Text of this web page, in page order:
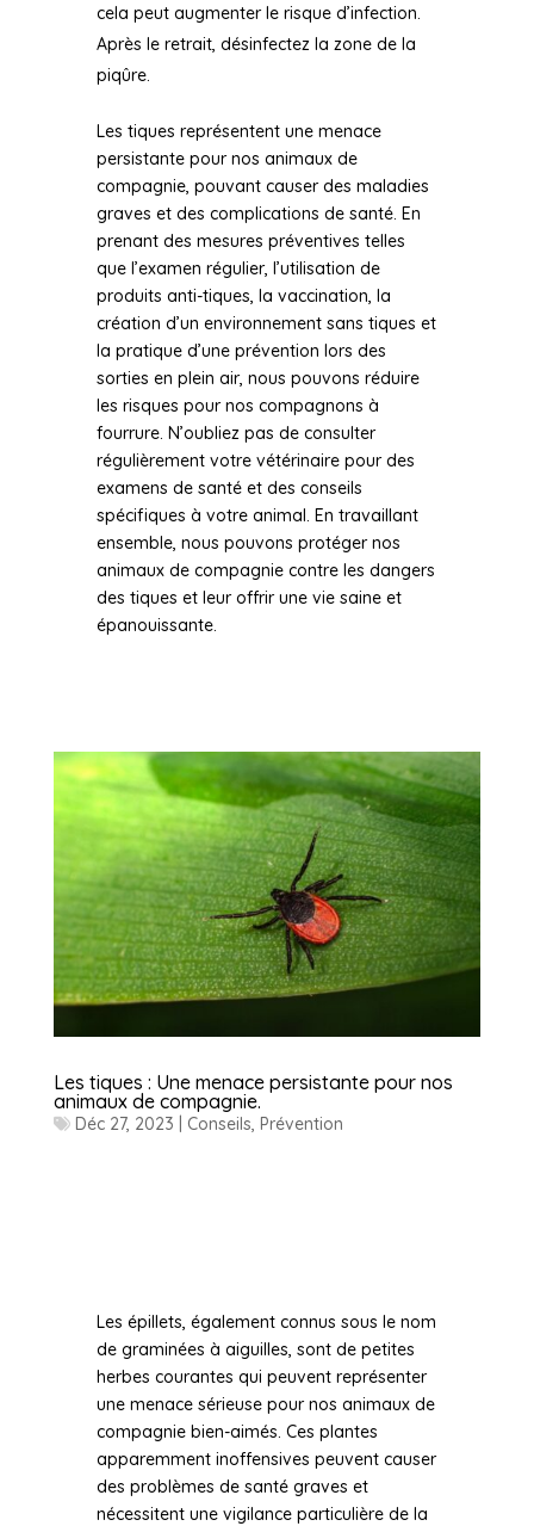
Les tiques : Une menace persistante pour nos
animaux de compagnie.
Déc 27, 2023 Conseils, Prévention
cela peut augmenter le risque d’infection.
Après le retrait, désinfectez la zone de la
piqûre.
Les tiques représentent une menace
persistante pour nos animaux de
compagnie, pouvant causer des maladies
graves et des complications de santé. En
prenant des mesures préventives telles
que l’examen régulier, l’utilisation de
produits anti-tiques, la vaccination, la
création d’un environnement sans tiques et
la pratique d’une prévention lors des
sorties en plein air, nous pouvons réduire
les risques pour nos compagnons à
fourrure. N’oubliez pas de consulter
régulièrement votre vétérinaire pour des
examens de santé et des conseils
spécifiques à votre animal. En travaillant
ensemble, nous pouvons protéger nos
animaux de compagnie contre les dangers
des tiques et leur offrir une vie saine et
épanouissante.
Les épillets, également connus sous le nom
de graminées à aiguilles, sont de petites
herbes courantes qui peuvent représenter
une menace sérieuse pour nos animaux de
compagnie bien-aimés. Ces plantes
apparemment inoffensives peuvent causer
des problèmes de santé graves et
nécessitent une vigilance particulière de la